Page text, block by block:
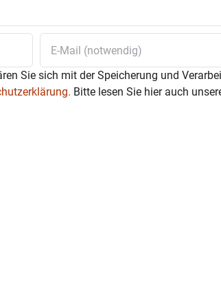
Sie sich mit der Speicherung und
Bitte lesen Sie hier auch